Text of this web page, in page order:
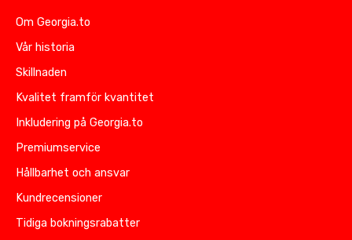
Om Georgia.to
Vår historia
Skillnaden
Kvalitet framför kvantitet
Inkludering på Georgia.to
Premiumservice
Hållbarhet och ansvar
Kundrecensioner
Tidiga bokningsrabatter